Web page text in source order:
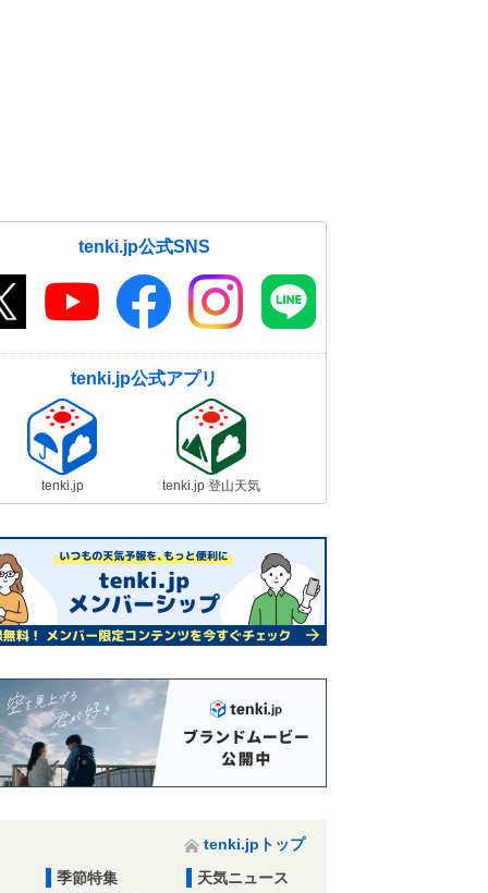
tenki.jp公式SNS
tenki.jp公式アプリ
tenki.jp tenki.jp 登山天気
tenki.jpトップ
季節特集
天気ニュース